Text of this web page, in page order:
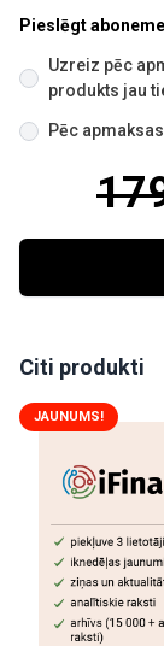
Pieslēgt
Uzreiz pēc
produkts jau
Pēc
Citi produkti
JAUNUMS!